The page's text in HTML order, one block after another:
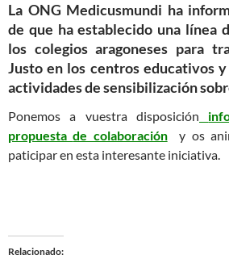
La ONG Medicusmundi ha
de que ha establecido una línea
los colegios aragoneses para
Justo en los centros educativos
actividades de sensibilización
Ponemos a vuestra disposición
propuesta de colaboración
y os
paticipar en esta interesante iniciativa.
Relacionado